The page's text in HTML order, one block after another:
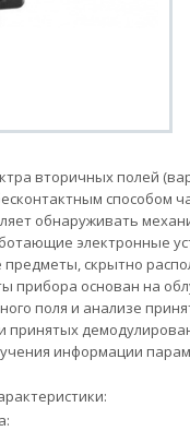
вторичных полей
способом
обнаруживать
электронные
предметы, скрытно
прибора основан на
поля и анализе
принятых
информации